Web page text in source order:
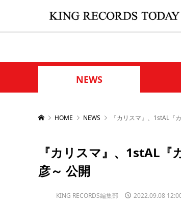
NEWS
HOME NEWS 『カリスマ』、1stAL『
『カリスマ』、1stAL
彦～ 公開
KING RECORDS編集部 2022.09.08